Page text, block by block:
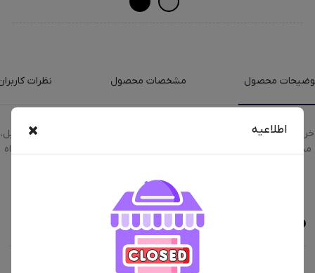
اطلاعیه
محصول مشخصات محصول نظرات
خرید اینترنتی سرخ کن بدون روغن هنریچ مدل HFR-8205 با رنگبندی استیل،
مشکی به همراه مقایسه، بررسی مشخصات و لیست قیمت امروز در فروشگاه
محصولات مشابه